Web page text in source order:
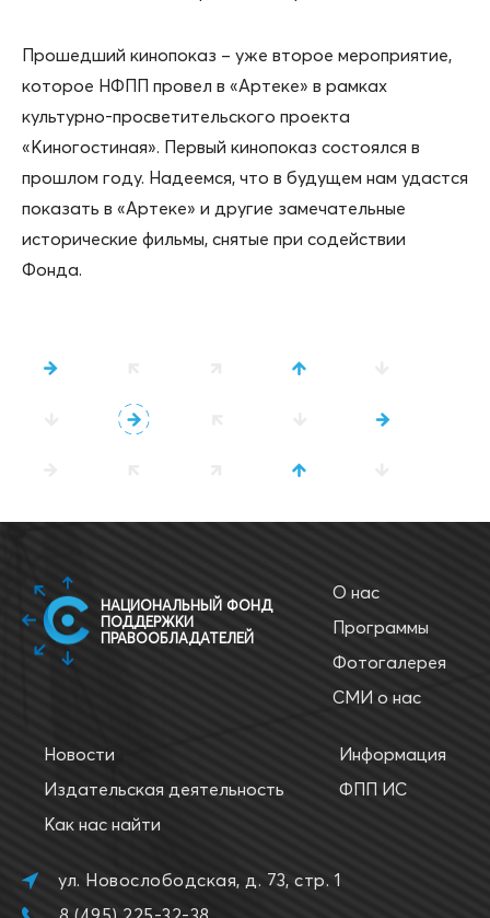
Прошедший кинопоказ – уже второе мероприятие,
которое НФПП провел в «Артеке» в рамках
культурно-просветительского проекта
«Киногостиная». Первый кинопоказ состоялся в
прошлом году. Надеемся, что в будущем нам удастся
показать в «Артеке» и другие замечательные
исторические фильмы, снятые при содействии
Фонда.
НАЦИОНАЛЬНЫЙ ФОНД
ПОДДЕРЖКИ
ПРАВООБЛАДАТЕЛЕЙ
О нас
Программы
Фотогалерея
СМИ о нас
Новости
Издательская деятельность
Как нас найти
Информация
ФПП ИС
ул. Новослободская, д. 73, стр. 1